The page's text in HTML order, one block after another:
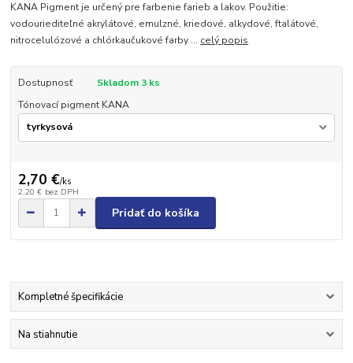
KANA Pigment je určený pre farbenie farieb a lakov. Použitie:
vodouriediteľné akrylátové, emulzné, kriedové, alkydové, ftalátové,
nitrocelulózové a chlórkaučukové farby ... celý popis
Dostupnosť
Skladom 3 ks
Tónovací pigment KANA
2,70 €/ks
2,20 € bez DPH
Pridať do košíka
Kompletné špecifikácie
Na stiahnutie